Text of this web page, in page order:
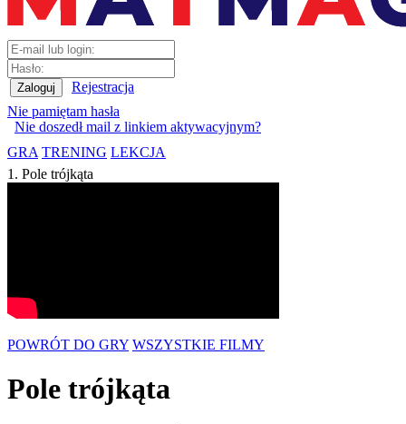
Rejestracja
Nie pamiętam hasła
Nie doszedł mail z linkiem aktywacyjnym?
GRA TRENING LEKCJA
1. Pole trójkąta
POWRÓT DO GRY WSZYSTKIE FILMY
Pole trójkąta